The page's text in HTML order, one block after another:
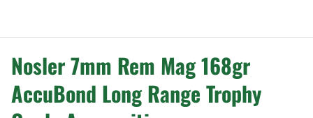
Nosler 7mm Rem Mag 168gr
AccuBond Long Range Trophy